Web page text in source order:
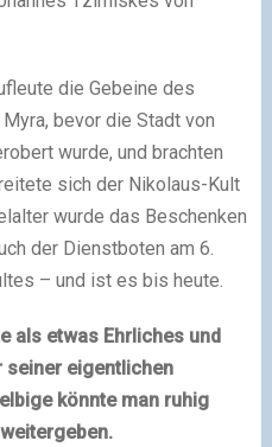
die Gebeine des
bevor die Stadt von
wurde, und brachten
sich der Nikolaus-Kult
wurde das Beschenken
der Dienstboten am 6.
– und ist es bis heute.
als etwas Ehrliches und
seiner eigentlichen
könnte man ruhig